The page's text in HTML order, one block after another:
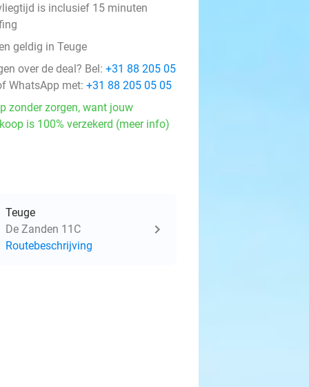
is inclusief 15 minuten
geldig in Teuge
over de deal? Bel: +31 88 205 05
WhatsApp met: +31 88 205 05 05
zonder zorgen, want jouw
is 100% verzekerd (meer info)
Teuge
De Zanden 11C
Routebeschrijving